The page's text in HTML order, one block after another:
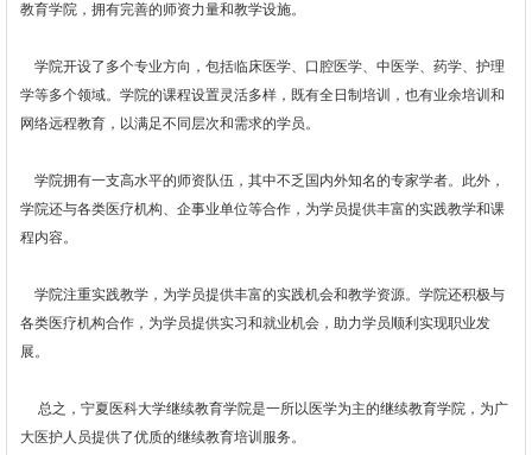
教育学院，拥有完善的师资力量和教学设施。
学院开设了多个专业方向，包括临床医学、口腔医学、中医学、药学、护理
学等多个领域。学院的课程设置灵活多样，既有全日制培训，也有业余培训和
网络远程教育，以满足不同层次和需求的学员。
学院拥有一支高水平的师资队伍，其中不乏国内外知名的专家学者。此外，
学院还与各类医疗机构、企事业单位等合作，为学员提供丰富的实践教学和课
程内容。
学院注重实践教学，为学员提供丰富的实践机会和教学资源。学院还积极与
各类医疗机构合作，为学员提供实习和就业机会，助力学员顺利实现职业发
展。
总之，宁夏医科大学继续教育学院是一所以医学为主的继续教育学院，为广
大医护人员提供了优质的继续教育培训服务。